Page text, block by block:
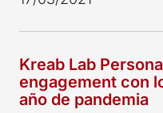
Kreab Lab
engagement con
año de pandemia